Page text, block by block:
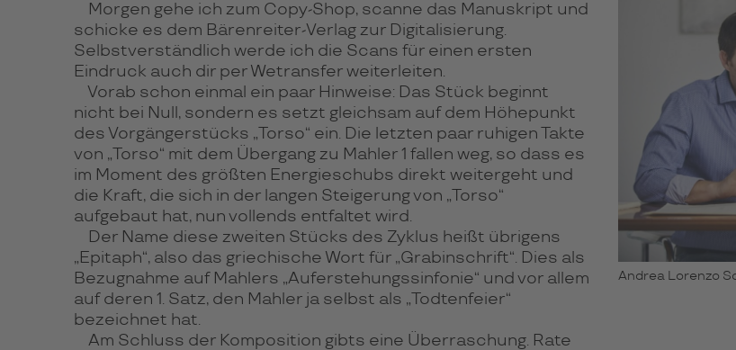
Morgen gehe ich zum Copy-Shop, scanne das Manuskript und
schicke es dem Bärenreiter-Verlag zur Digitalisierung.
Selbstverständlich werde ich die Scans für einen ersten
Eindruck auch dir per Wetransfer weiterleiten.
Vorab schon einmal ein paar Hinweise: Das Stück beginnt
nicht bei Null, sondern es setzt gleichsam auf dem Höhepunkt
des Vorgängerstücks „Torso“ ein. Die letzten paar ruhigen Takte
von „Torso“ mit dem Übergang zu Mahler 1 fallen weg, so dass es
im Moment des größten Energieschubs direkt weitergeht und
die Kraft, die sich in der langen Steigerung von „Torso“
aufgebaut hat, nun vollends entfaltet wird.
Der Name diese zweiten Stücks des Zyklus heißt übrigens
„Epitaph“, also das griechische Wort für „Grabinschrift“. Dies als
Bezugnahme auf Mahlers „Auferstehungssinfonie“ und vor allem
auf deren 1. Satz, den Mahler ja selbst als „Todtenfeier“
bezeichnet hat.
Am Schluss der Komposition gibts eine Überraschung. Rate
Andrea Lorenzo